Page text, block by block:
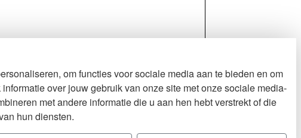
om functies voor sociale media aan te bieden en om
over jouw gebruik van onze site met onze sociale media-
met andere informatie die u aan hen hebt verstrekt of die
hun diensten.